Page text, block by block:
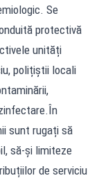
Se
protectivă
unități
polițiștii locali
sunt rugați să
să-și limiteze
de serviciu